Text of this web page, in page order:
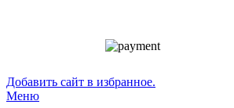
Добавить сайт в избранное.
Меню